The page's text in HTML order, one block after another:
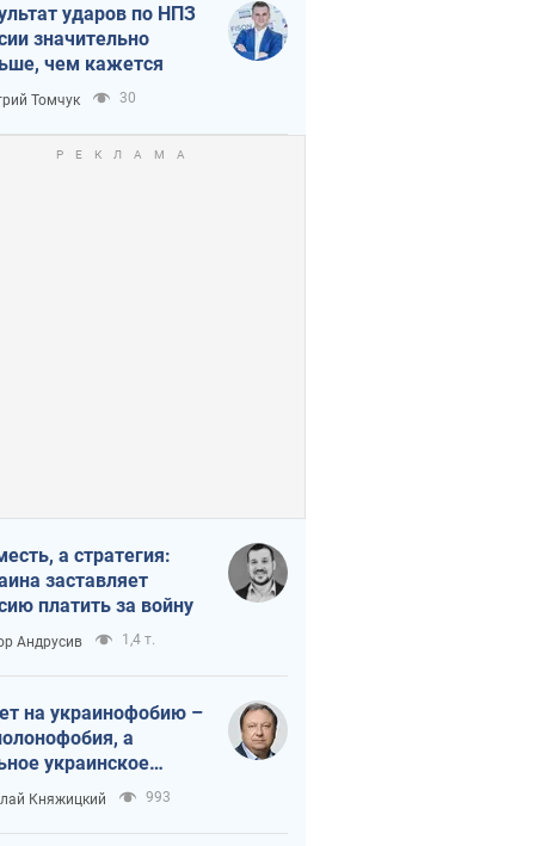
ударов по НПЗ
значительно
чем кажется
Томчук 30
а стратегия:
заставляет
платить за войну
Андрусив 1,4 т.
на украинофобию –
а
украинское
Княжицкий 993